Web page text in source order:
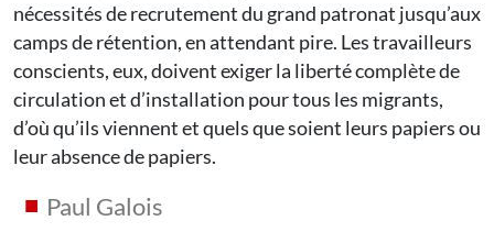
nécessités de recrutement du grand patronat jusqu’aux
camps de rétention, en attendant pire. Les travailleurs
conscients, eux, doivent exiger la liberté complète de
circulation et d’installation pour tous les migrants,
d’où qu’ils viennent et quels que soient leurs papiers ou
leur absence de papiers.
Paul Galois